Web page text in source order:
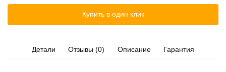
Купить в один клик
Детали Отзывы (0) Описание Гарантия